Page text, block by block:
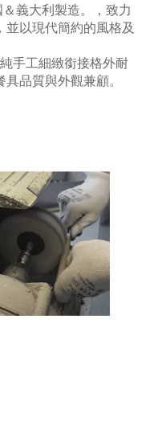
義大利製造。，致力
以現代簡約的風格及
手工細緻銜接格外耐
品質與外觀兼顧。